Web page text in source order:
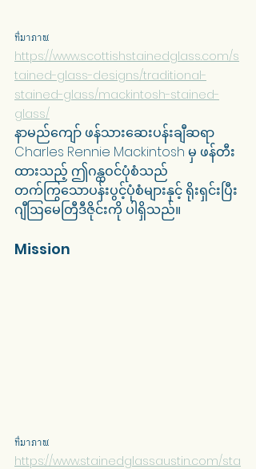
ที่มาภาพ:
https://www.scottishstainedglass.com/s
tained-glass-designs/traditional-
stained-glass/mackintosh-stained-
glass/
နာမည်ကျော် ဖန်သားဆေးပန်းချီဆရာ
Charles Rennie Mackintosh မှ ဖန်တီး
ထားသည့် ဤဂန္ထဝင်ပုံစံသည်
တက်ကြွသောပန်းပွင့်ပုံစံများနှင့် ရိုးရှင်းပြီး
ဂျီဩမေတြီဒီဇိုင်းကို ပါရှိသည်။
Mission
ที่มาภาพ:
https://www.stainedglassaustin.com/sta